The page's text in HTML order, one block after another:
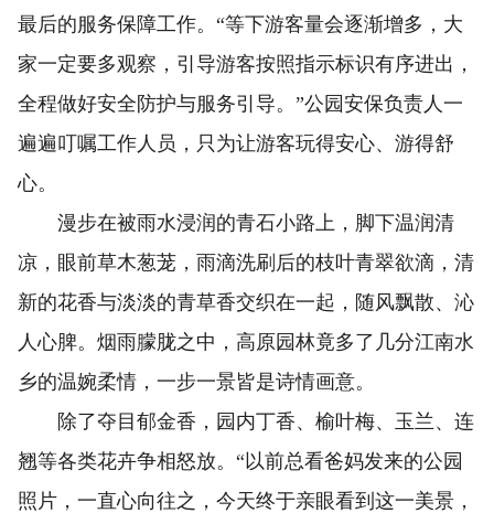
最后的服务保障工作。“等下游客量会逐渐增多，大
家一定要多观察，引导游客按照指示标识有序进出，
全程做好安全防护与服务引导。”公园安保负责人一
遍遍叮嘱工作人员，只为让游客玩得安心、游得舒
心。
漫步在被雨水浸润的青石小路上，脚下温润清
凉，眼前草木葱茏，雨滴洗刷后的枝叶青翠欲滴，清
新的花香与淡淡的青草香交织在一起，随风飘散、沁
人心脾。烟雨朦胧之中，高原园林竟多了几分江南水
乡的温婉柔情，一步一景皆是诗情画意。
除了夺目郁金香，园内丁香、榆叶梅、玉兰、连
翘等各类花卉争相怒放。“以前总看爸妈发来的公园
照片，一直心向往之，今天终于亲眼看到这一美景，